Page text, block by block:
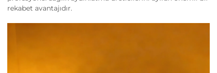
rekabet avantajıdır.